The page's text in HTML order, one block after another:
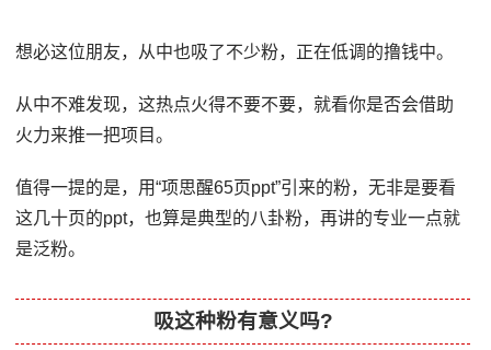
想必这位朋友，从中也吸了不少粉，正在低调的撸钱中。
从中不难发现，这热点火得不要不要，就看你是否会借助
火力来推一把项目。
值得一提的是，用“项思醒65页ppt”引来的粉，无非是要看
这几十页的ppt，也算是典型的八卦粉，再讲的专业一点就
是泛粉。
吸这种粉有意义吗?